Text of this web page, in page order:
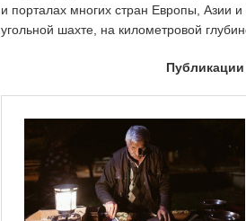
и порталах многих стран Европы, Азии
угольной шахте, на километровой